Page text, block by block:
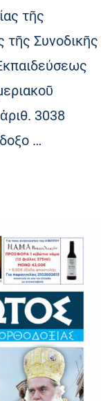
τῆς
τῆς Συνοδικῆς
3038
…